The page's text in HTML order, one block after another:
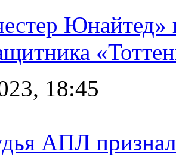
Юнайтед»
18:45
АПЛ